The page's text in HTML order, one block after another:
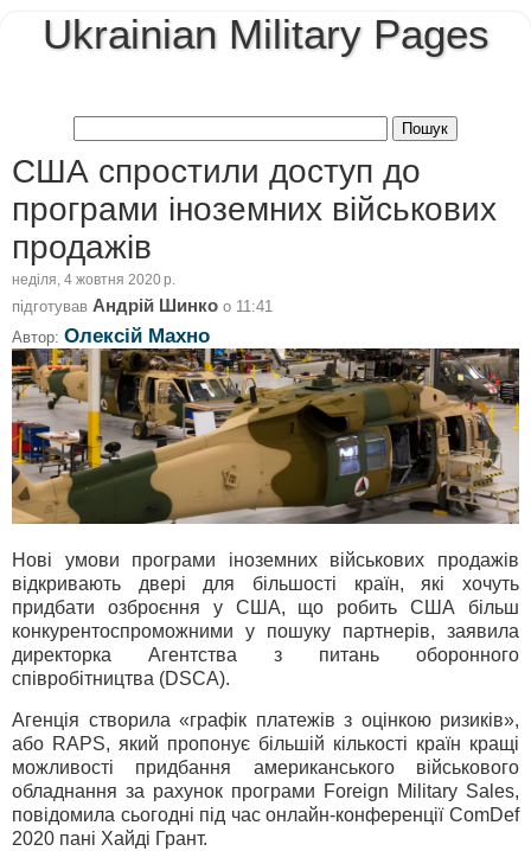
Ukrainian Military Pages
США спростили доступ до
програми іноземних військових
продажів
неділя, 4 жовтня 2020 р.
підготував Андрій Шинко о 11:41
Автор: Олексій Махно
Нові умови програми іноземних військових продажів
відкривають двері для більшості країн, які хочуть
придбати озброєння у США, що робить США більш
конкурентоспроможними у пошуку партнерів, заявила
директорка Агентства з питань оборонного
співробітництва (DSCA).
Агенція створила «графік платежів з оцінкою ризиків»,
або RAPS, який пропонує більшій кількості країн кращі
можливості придбання американського військового
обладнання за рахунок програми Foreign Military Sales,
повідомила сьогодні під час онлайн-конференції ComDef
2020 пані Хайді Грант.